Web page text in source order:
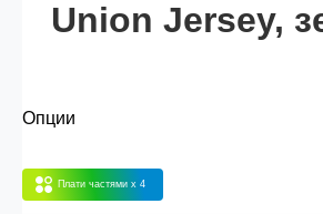
Опт 5 (25%) -
сумма всех
Опт 4
Union Jersey,
Опции
Плати частями x 4